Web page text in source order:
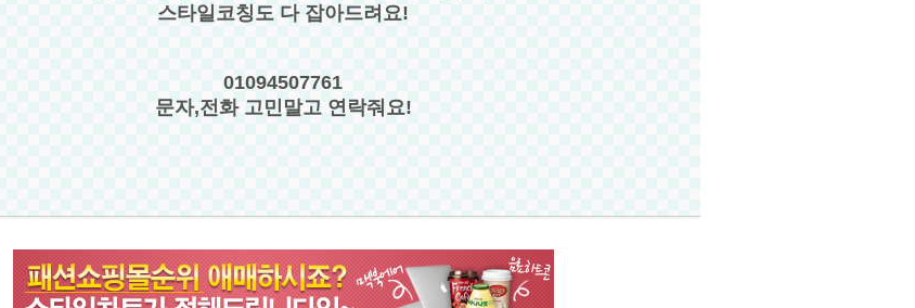
스타일코칭도 다 잡아드려요!
01094507761
문자,전화 고민말고 연락줘요!